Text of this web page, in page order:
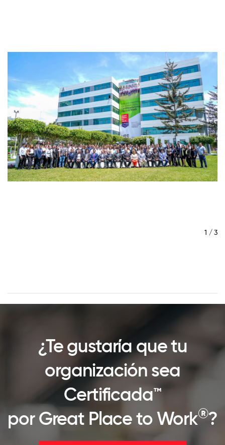
1 / 3
¿Te gustaría que tu
organización sea
Certificada™
por Great Place to Work®?